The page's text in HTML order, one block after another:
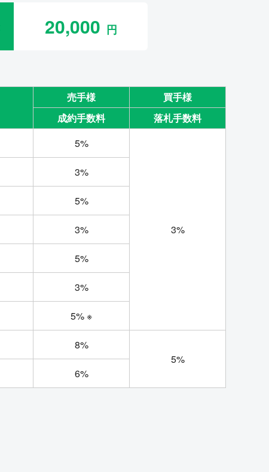
20,000
売手様
買手様
成約手数料
落札手数料
5%
3%
3%
5%
3%
5%
3%
5% ※
8%
5%
6%